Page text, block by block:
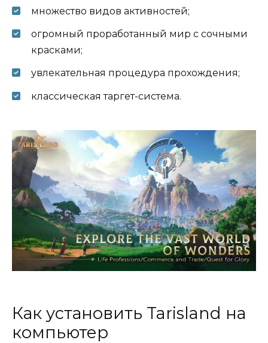
множество видов активностей;
огромный проработанный мир с сочными
красками;
увлекательная процедура прохождения;
классическая таргет-система.
Как установить Tarisland на
компьютер